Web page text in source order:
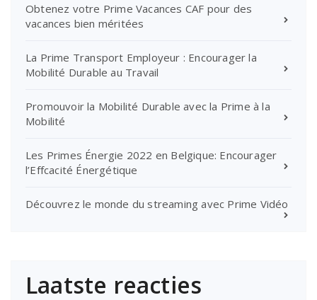
Obtenez votre Prime Vacances CAF pour des
vacances bien méritées
La Prime Transport Employeur : Encourager la
Mobilité Durable au Travail
Promouvoir la Mobilité Durable avec la Prime à la
Mobilité
Les Primes Énergie 2022 en Belgique: Encourager
l’Effcacité Énergétique
Découvrez le monde du streaming avec Prime Vidéo
Laatste reacties